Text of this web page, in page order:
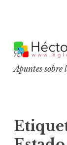
k
p
c
o
Apuntes sobre